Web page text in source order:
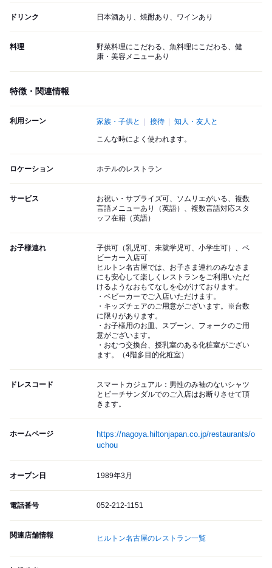
ドリンク 日本酒あり、焼酎あり、ワインあり
料理
野菜料理にこだわる、魚料理にこだわる、健
康・美容メニューあり
特徴・関連情報
利用シーン 家族・子供と 接待 知人・友人と
こんな時によく使われます。
ロケーション ホテルのレストラン
サービス
お祝い・サプライズ可、ソムリエがいる、複数
言語メニューあり（英語）、複数言語対応スタ
ッフ在籍（英語）
お子様連れ
子供可（乳児可、未就学児可、小学生可）、ベ
ビーカー入店可
ヒルトン名古屋では、お子さま連れのみなさま
にも安心して楽しくレストランをご利用いただ
けるようなおもてなしを心がけております。
・ベビーカーでご入店いただけます。
・キッズチェアのご用意がございます。※台数
に限りがあります。
・お子様用のお皿、スプーン、フォークのご用
意がございます。
・おむつ交換台、授乳室のある化粧室がござい
ます。（4階多目的化粧室）
ドレスコード
スマートカジュアル：男性のみ袖のないシャツ
とビーチサンダルでのご入店はお断りさせて頂
きます。
ホームページ
https://nagoya.hiltonjapan.co.jp/restaurants/o
uchou
オープン日 1989年3月
電話番号 052-212-1151
関連店舗情報 ヒルトン名古屋のレストラン一覧